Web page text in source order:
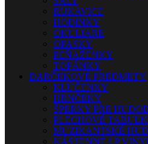
RUKAVICE
HODINKY
OKULIARE
OPASKY
PEŇAŽENKY
TOPÁNKY
DARČEKOVÉ PREDMETY
KĽÚČENKY
HRNČEKY
ŠPERKY PRE
PLECHOVÉ
MUZIKANTSKÉ
NÁSTENNÉ LP